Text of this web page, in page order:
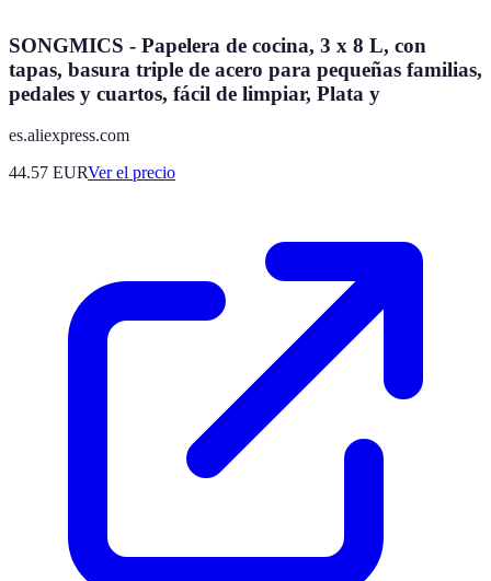
SONGMICS - Papelera de cocina, 3 x 8 L, con
tapas, basura triple de acero para pequeñas familias,
pedales y cuartos, fácil de limpiar, Plata y
es.aliexpress.com
44.57 EURVer el precio